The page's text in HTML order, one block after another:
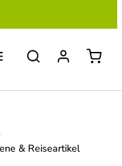
& Reiseartikel